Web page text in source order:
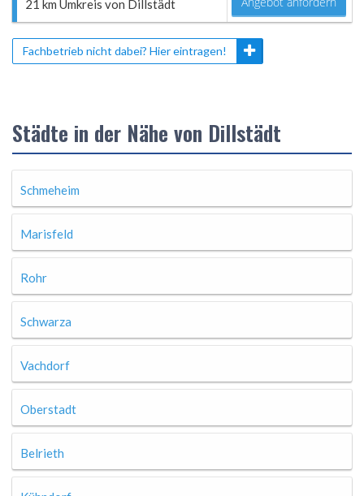
21 km Umkreis von Dillstädt
Fachbetrieb nicht dabei? Hier eintragen!
Städte in der Nähe von Dillstädt
Schmeheim
Marisfeld
Rohr
Schwarza
Vachdorf
Oberstadt
Belrieth